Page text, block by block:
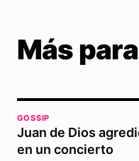
Más
GOSSIP
Juan de Dios
en un concierto